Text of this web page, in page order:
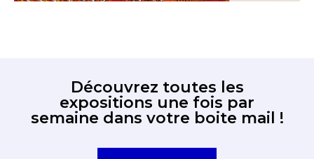
Découvrez toutes les
expositions une fois par
semaine dans votre boite mail !